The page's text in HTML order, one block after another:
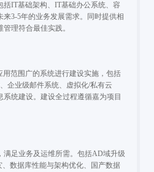
IT基础架构、IT基础办公系统、容
3-5年的业务发展需求。同时提供相
理符合最佳实践。
范围广的系统进行建设实施，包括
企业级邮件系统、虚拟化/私有云
统建设。建设全过程遵循嘉为项目
满足业务及运维所需。包括AD域升级
、数据库性能与架构优化、国产数据